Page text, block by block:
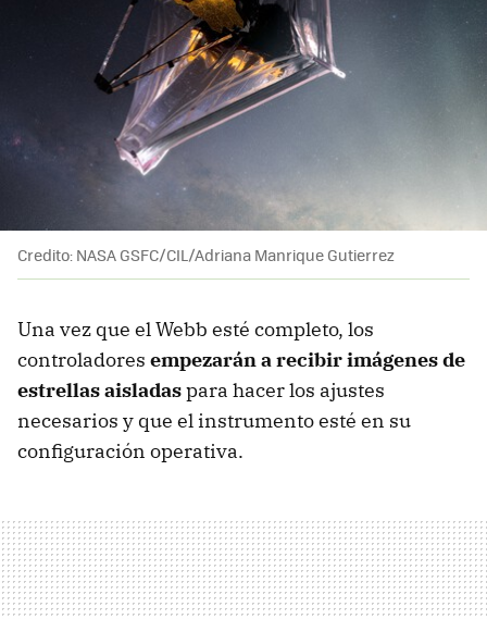
Credito: NASA GSFC/CIL/Adriana Manrique Gutierrez
Una vez que el Webb esté completo, los
controladores empezarán a recibir imágenes de
estrellas aisladaspara hacer los ajustes
necesarios y que el instrumento esté en su
configuración operativa.